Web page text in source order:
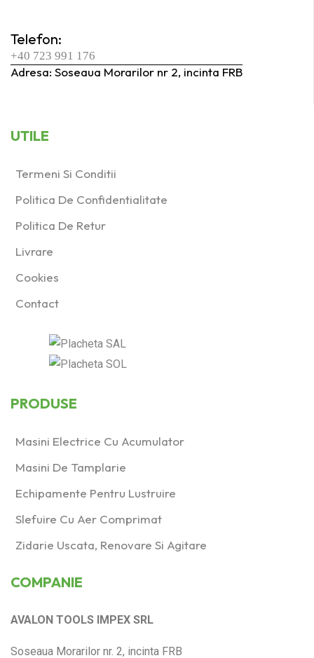
Telefon:
+40 723 991 176
Adresa: Soseaua Morarilor nr 2, incinta FRB
UTILE
Termeni Si Conditii
Politica De Confidentialitate
Politica De Retur
Livrare
Cookies
Contact
PRODUSE
Masini Electrice Cu Acumulator
Masini De Tamplarie
Echipamente Pentru Lustruire
Slefuire Cu Aer Comprimat
Zidarie Uscata, Renovare Si Agitare
COMPANIE
AVALON TOOLS IMPEX SRL
Soseaua Morarilor nr. 2, incinta FRB